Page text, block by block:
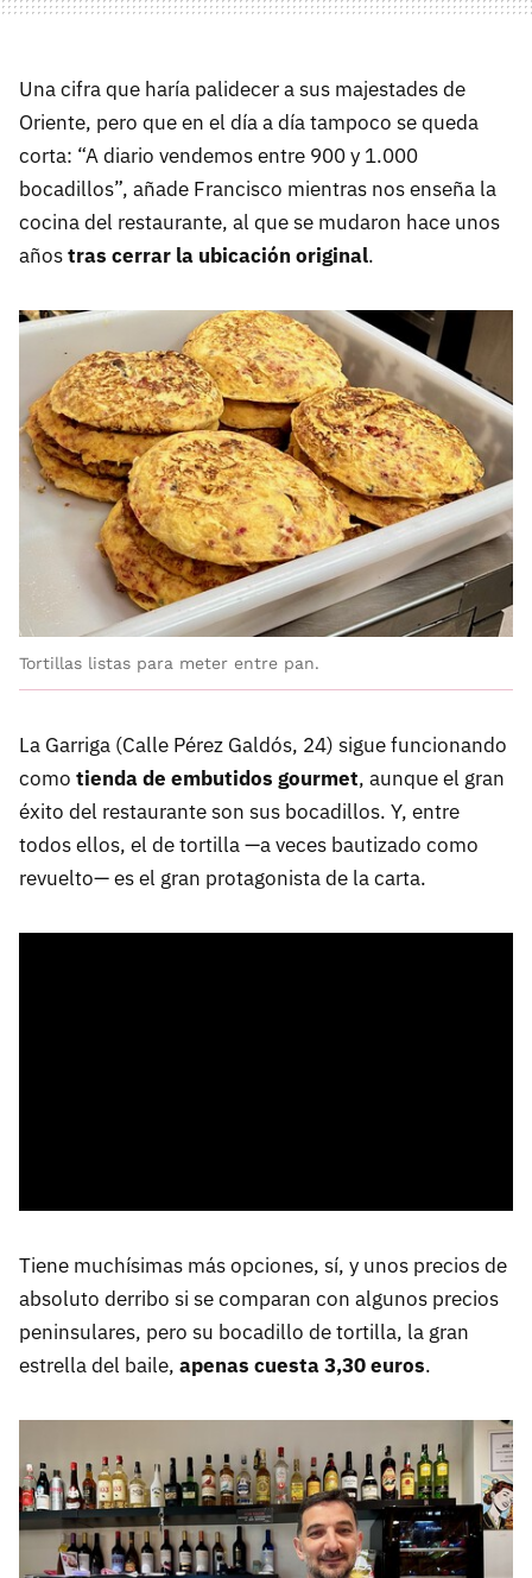
Una cifra que haría palidecer a sus majestades de
Oriente, pero que en el día a día tampoco se queda
corta: “A diario vendemos entre 900 y 1.000
bocadillos”, añade Francisco mientras nos enseña la
cocina del restaurante, al que se mudaron hace unos
añostras cerrar la ubicación original.
Tortillas listas para meter entre pan.
La Garriga (Calle Pérez Galdós, 24) sigue funcionando
como tienda de embutidos gourmet, aunque el gran
éxito del restaurante son sus bocadillos. Y, entre
todos ellos, el de tortilla —a veces bautizado como
revuelto— es el gran protagonista de la carta.
Tiene muchísimas más opciones, sí, y unos precios de
absoluto derribo si se comparan con algunos precios
peninsulares, pero su bocadillo de tortilla, la gran
estrella del baile, apenas cuesta 3,30 euros.